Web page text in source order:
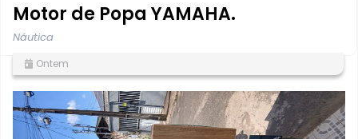
Motor de Popa YAMAHA.
Náutica
Ontem